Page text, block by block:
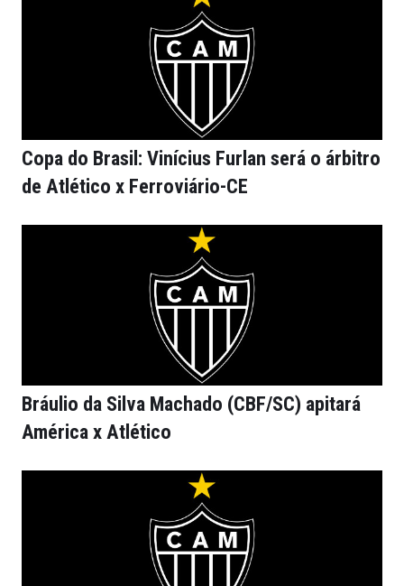
Copa do Brasil: Vinícius Furlan será o árbitro
de Atlético x Ferroviário-CE
Bráulio da Silva Machado (CBF/SC) apitará
América x Atlético